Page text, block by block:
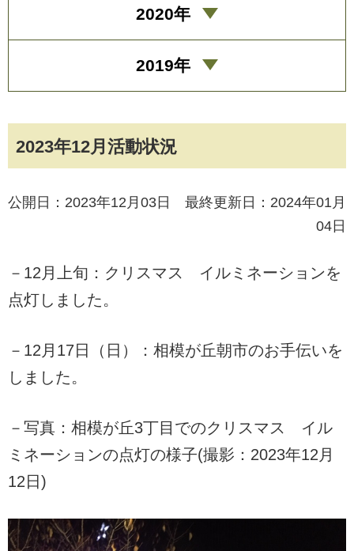
2023年12月活動状況
公開日：2023年12月03日 最終更新日：2024年01月
04日
－12月上旬：クリスマス イルミネーションを
点灯しました。
－12月17日（日）：相模が丘朝市のお手伝いを
しました。
－写真：相模が丘3丁目でのクリスマス イル
ミネーションの点灯の様子(撮影：2023年12月
12日)
2020年
2019年